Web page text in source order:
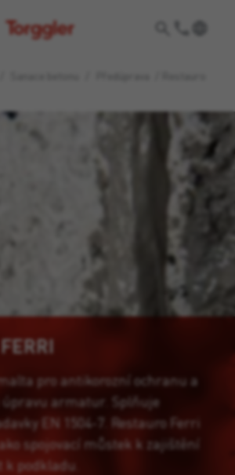
Torggler
pro antikorozní ochranu a
úpravu armatur. Splňuje
EN 1504-7. Restauro Ferri
spojovací můstek k zajištění
podkladu.